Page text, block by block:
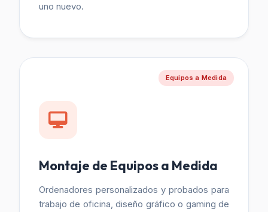
uno nuevo.
Equipos a Medida
Montaje de Equipos a Medida
Ordenadores personalizados y probados para
trabajo de oficina, diseño gráfico o gaming de